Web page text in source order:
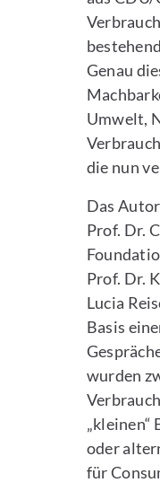
Genau
Umwelt,
die nun
Das
Prof. Dr.
Prof. Dr.
Lucia
Basis
wurden
oder
für